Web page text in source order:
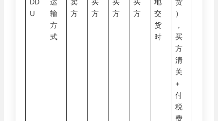
DD
U
运
输
方
式
卖
方
买
方
买
方
买
方
地
交
货
时
货
）
，
买
方
清
关
+
付
税
费